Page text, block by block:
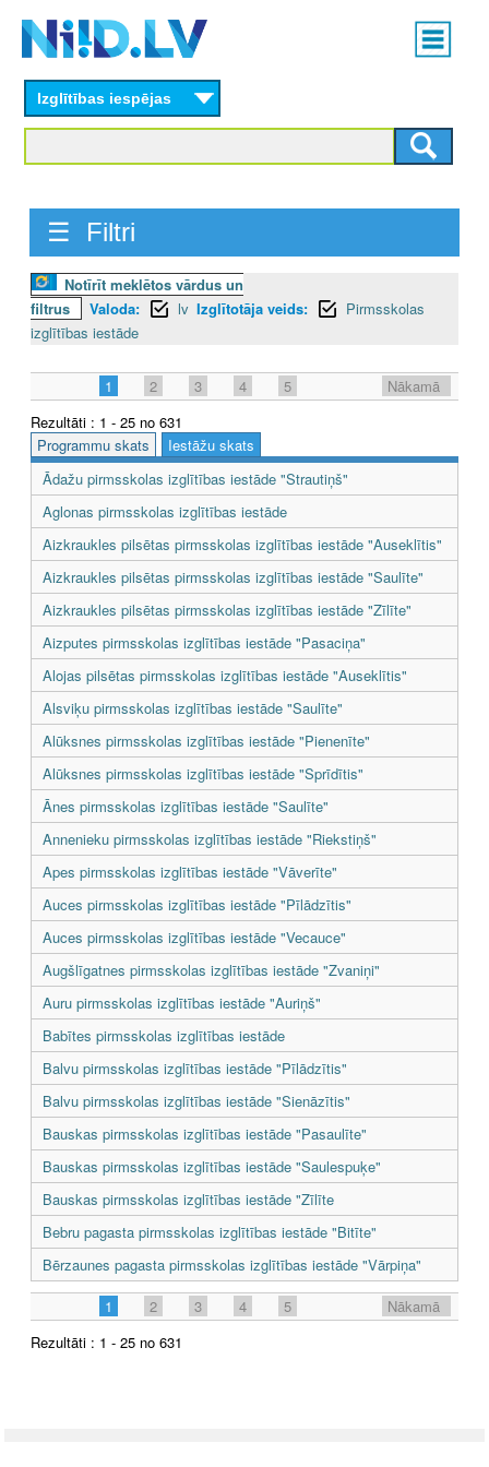
content
Main
menu
Izglītības iespējas
☰ Filtri
Notīrīt meklētos vārdus un
filtrus
Valoda: lv Izglītotāja veids:
Pirmsskolas
izglītības iestāde
1 2 3 4 5
Nākamā
Rezultāti : 1 - 25 no 631
Programmu skats
Iestāžu skats
Ādažu pirmsskolas izglītības iestāde "Strautiņš"
Aglonas pirmsskolas izglītības iestāde
Aizkraukles pilsētas pirmsskolas izglītības iestāde "Auseklītis"
Aizkraukles pilsētas pirmsskolas izglītības iestāde "Saulīte"
Aizkraukles pilsētas pirmsskolas izglītības iestāde "Zīlīte"
Aizputes pirmsskolas izglītības iestāde "Pasaciņa"
Alojas pilsētas pirmsskolas izglītības iestāde "Auseklītis"
Alsviķu pirmsskolas izglītības iestāde "Saulīte"
Alūksnes pirmsskolas izglītības iestāde "Pienenīte"
Alūksnes pirmsskolas izglītības iestāde "Sprīdītis"
Ānes pirmsskolas izglītības iestāde "Saulīte"
Annenieku pirmsskolas izglītības iestāde "Riekstiņš"
Apes pirmsskolas izglītības iestāde "Vāverīte"
Auces pirmsskolas izglītības iestāde "Pīlādzītis"
Auces pirmsskolas izglītības iestāde "Vecauce"
Augšlīgatnes pirmsskolas izglītības iestāde "Zvaniņi"
Auru pirmsskolas izglītības iestāde "Auriņš"
Babītes pirmsskolas izglītības iestāde
Balvu pirmsskolas izglītības iestāde "Pīlādzītis"
Balvu pirmsskolas izglītības iestāde "Sienāzītis"
Bauskas pirmsskolas izglītības iestāde "Pasaulīte"
Bauskas pirmsskolas izglītības iestāde "Saulespuķe"
Bauskas pirmsskolas izglītības iestāde "Zīlīte
Bebru pagasta pirmsskolas izglītības iestāde "Bitīte"
Bērzaunes pagasta pirmsskolas izglītības iestāde "Vārpiņa"
1
2 3 4 5
Nākamā
Rezultāti : 1 - 25 no 631